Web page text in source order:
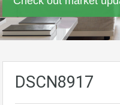
DSCN8917